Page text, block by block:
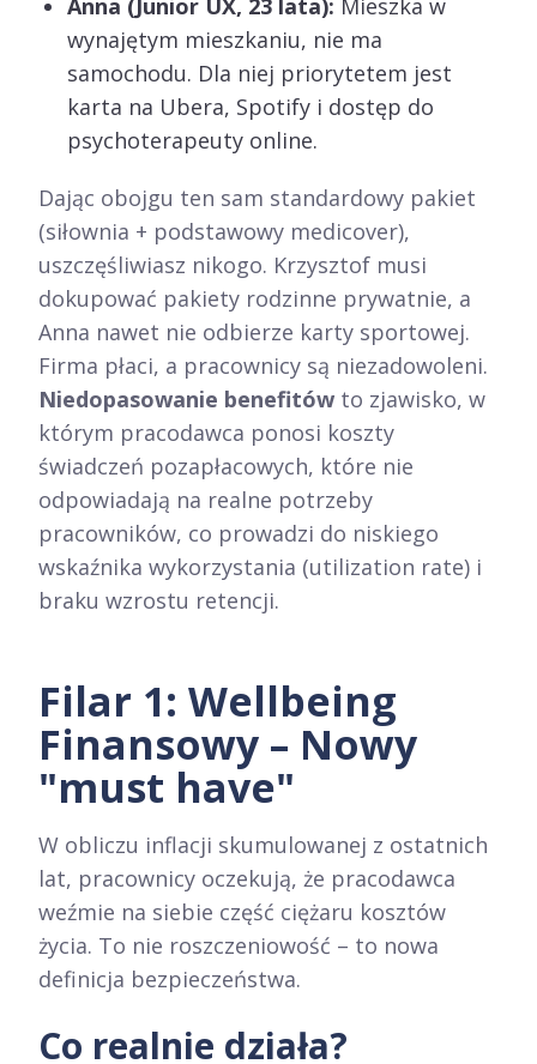
wynajętym mieszkaniu, nie ma
samochodu. Dla niej priorytetem jest
karta na Ubera, Spotify i dostęp do
psychoterapeuty online.
Dając obojgu ten sam standardowy pakiet
(siłownia + podstawowy medicover),
uszczęśliwiasz nikogo. Krzysztof musi
dokupować pakiety rodzinne prywatnie, a
Anna nawet nie odbierze karty sportowej.
Firma płaci, a pracownicy są niezadowoleni.
Niedopasowanie benefitów to zjawisko, w
którym pracodawca ponosi koszty
świadczeń pozapłacowych, które nie
odpowiadają na realne potrzeby
pracowników, co prowadzi do niskiego
wskaźnika wykorzystania (utilization rate) i
braku wzrostu retencji.
Filar 1: Wellbeing
Finansowy – Nowy
"must have"
W obliczu inflacji skumulowanej z ostatnich
lat, pracownicy oczekują, że pracodawca
weźmie na siebie część ciężaru kosztów
życia. To nie roszczeniowość – to nowa
definicja bezpieczeństwa.
Co realnie działa?